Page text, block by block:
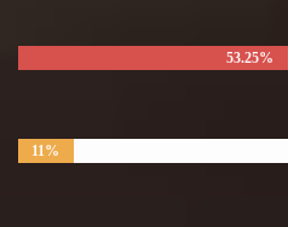
53.25%
11%